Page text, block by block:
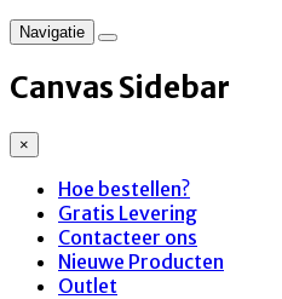
Navigatie
Canvas Sidebar
×
Hoe bestellen?
Gratis Levering
Contacteer ons
Nieuwe Producten
Outlet